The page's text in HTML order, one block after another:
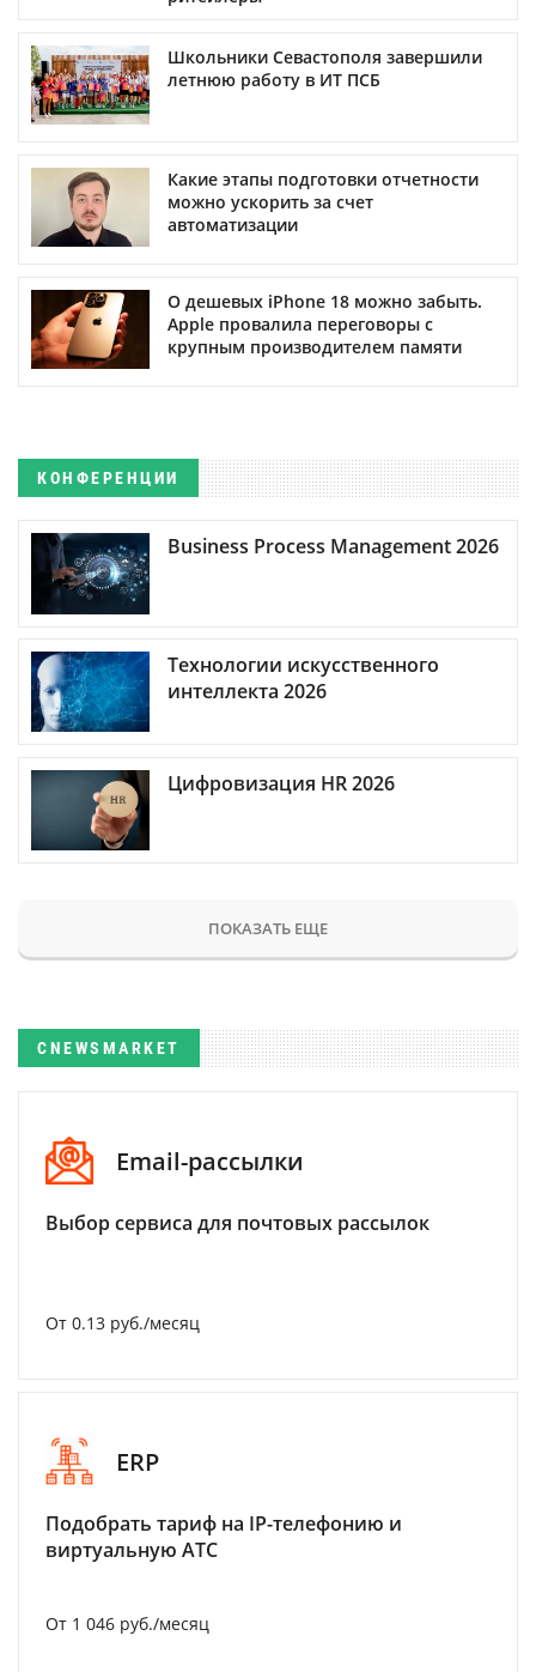
Школьники Севастополя завершили
летнюю работу в ИТ ПСБ
Какие этапы подготовки отчетности
можно ускорить за счет
автоматизации
О дешевых iPhone 18 можно забыть.
Apple провалила переговоры с
крупным производителем памяти
КОНФЕРЕНЦИИ
Business Process Management 2026
Технологии искусственного
интеллекта 2026
Цифровизация HR 2026
ПОКАЗАТЬ ЕЩЕ
CNEWSMARKET
Email-рассылки
Выбор сервиса для почтовых рассылок
От 0.13 руб./месяц
ERP
Подобрать тариф на IP-телефонию и
виртуальную АТС
От 1 046 руб./месяц